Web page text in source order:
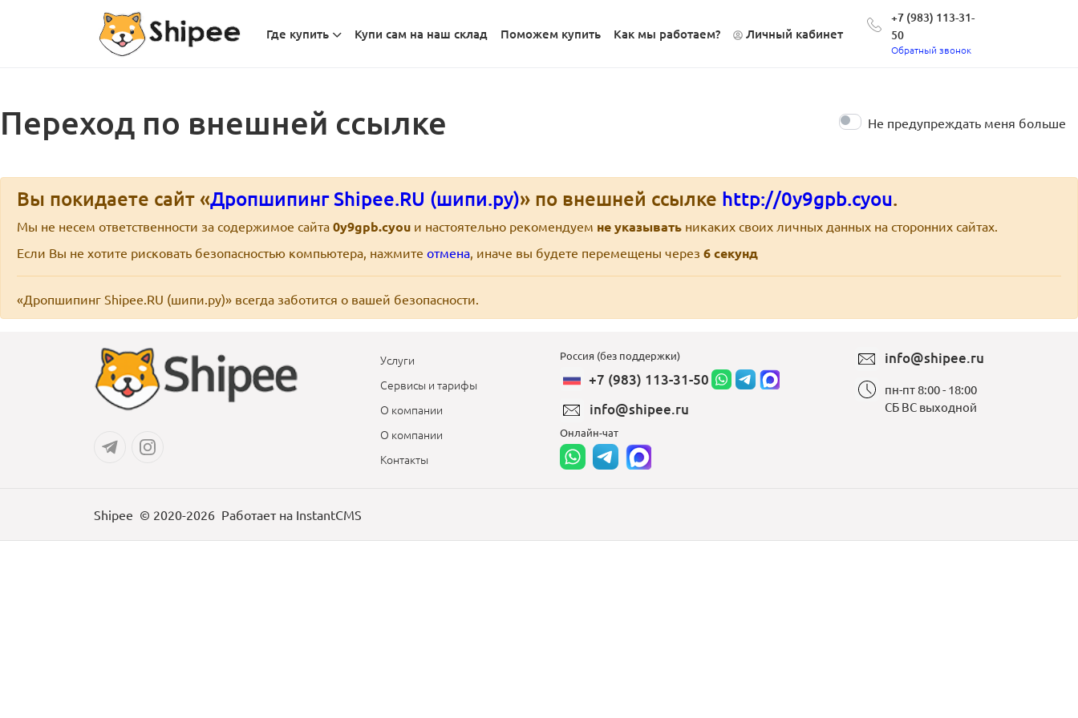
Где купить Купи сам на наш склад Поможем купить Как мы работаем? Личный кабинет
+7 (983) 113-31-
50
Обратный звонок
Переход по внешней ссылке Не предупреждать меня больше
Вы покидаете сайт «Дропшипинг Shipee.RU (шипи.ру)» по внешней ссылке http://0y9gpb.cyou.
Мы не несем ответственности за содержимое сайта 0y9gpb.cyou и настоятельно рекомендуем не указывать никаких своих личных данных на сторонних сайтах.
Если Вы не хотите рисковать безопасностью компьютера, нажмите отмена, иначе вы будете перемещены через 6секунд
«Дропшипинг Shipee.RU (шипи.ру)» всегда заботится о вашей безопасности.
Услуги
Сервисы и тарифы
О компании
О компании
Контакты
Россия (без поддержки)
+7 (983) 113-31-50
info@shipee.ru
Онлайн-чат
info@shipee.ru
пн-пт 8:00 - 18:00
СБ ВС выходной
Shipee © 2020-2026 Работает на InstantCMS